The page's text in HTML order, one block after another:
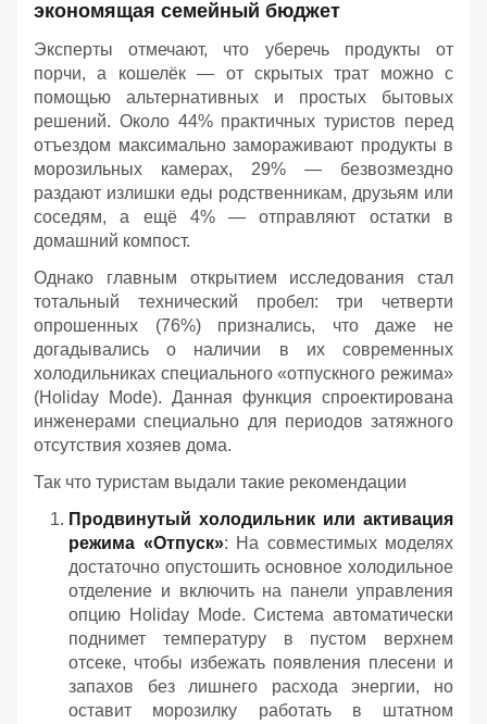
экономящая семейный бюджет
Эксперты отмечают, что уберечь продукты от
порчи, а кошелёк — от скрытых трат можно с
помощью альтернативных и простых бытовых
решений. Около 44% практичных туристов перед
отъездом максимально замораживают продукты в
морозильных камерах, 29% — безвозмездно
раздают излишки еды родственникам, друзьям или
соседям, а ещё 4% — отправляют остатки в
домашний компост.
Однако главным открытием исследования стал
тотальный технический пробел: три четверти
опрошенных (76%) признались, что даже не
догадывались о наличии в их современных
холодильниках специального «отпускного режима»
(Holiday Mode). Данная функция спроектирована
инженерами специально для периодов затяжного
отсутствия хозяев дома.
Так что туристам выдали такие рекомендации
Продвинутый холодильник или активация
режима «Отпуск»: На совместимых моделях
достаточно опустошить основное холодильное
отделение и включить на панели управления
опцию Holiday Mode. Система автоматически
поднимет температуру в пустом верхнем
отсеке, чтобы избежать появления плесени и
запахов без лишнего расхода энергии, но
оставит морозилку работать в штатном